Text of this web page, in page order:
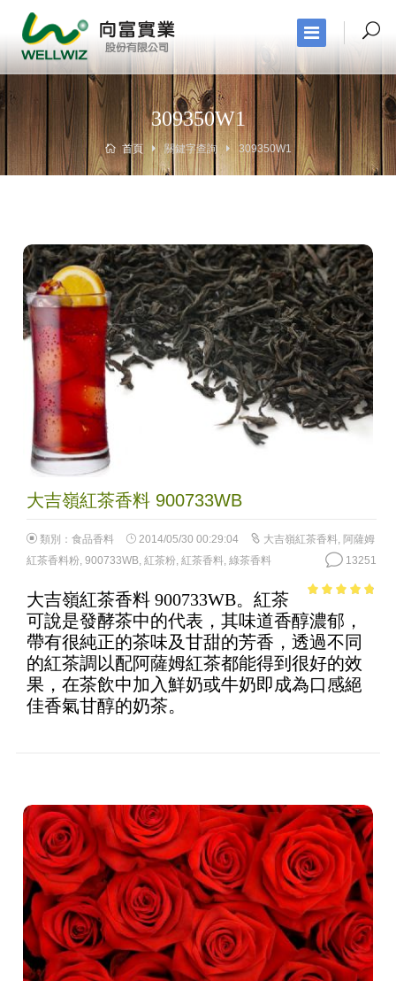
309350W1
首頁 關鍵字查詢 309350W1
大吉嶺紅茶香料 900733WB
類別： 食品香料 2014/05/30 00:29:04 大吉嶺紅茶香料, 阿薩姆
紅茶香料粉, 900733WB, 紅茶粉, 紅茶香料, 綠茶香料 13251
5
大吉嶺紅茶香料 900733WB。紅茶
可說是發酵茶中的代表，其味道香醇濃郁，
帶有很純正的茶味及甘甜的芳香，透過不同
的紅茶調以配阿薩姆紅茶都能得到很好的效
果，在茶飲中加入鮮奶或牛奶即成為口感絕
佳香氣甘醇的奶茶。